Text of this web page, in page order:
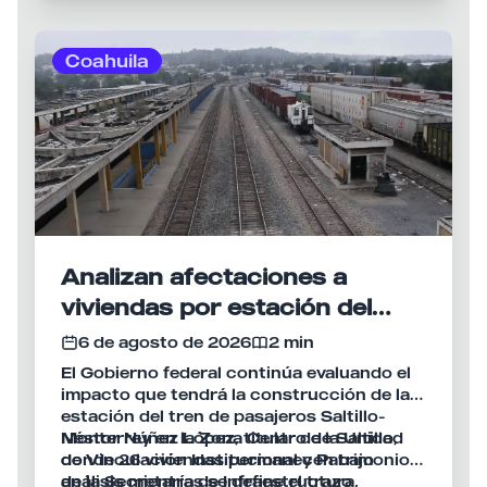
Coahuila
Analizan afectaciones a
viviendas por estación del
tren Saltillo-Monterrey
6 de agosto de 2026
2 min
El Gobierno federal continúa evaluando el
impacto que tendrá la construcción de la
estación del tren de pasajeros Saltillo-
Monterrey en la Zona Centro de Saltillo,
donde 26 viviendas permanecen bajo
análisis mientras se define el trazo
Néstor Núñez López, titular de la Unidad
de Vinculación Institucional y Patrimonio
de la Secretaría de Infraestructura,